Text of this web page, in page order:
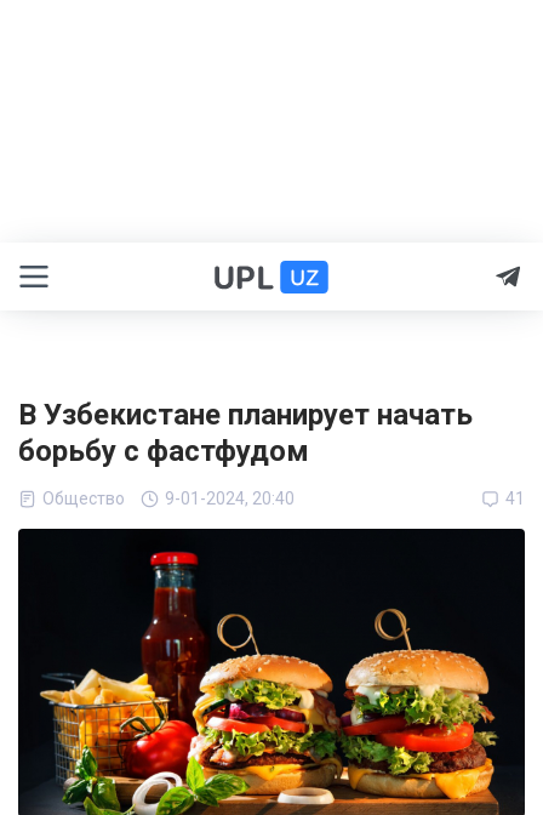
В Узбекистане планирует начать
борьбу с фастфудом
Общество 9-01-2024, 20:40 41